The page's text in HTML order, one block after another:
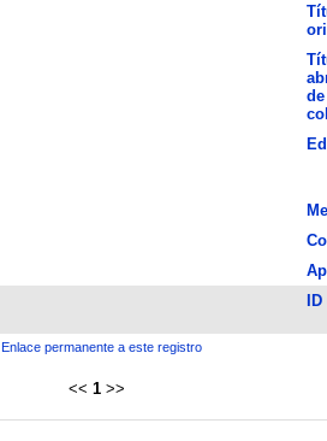
Enlace permanente a este registro
<< 1 >>